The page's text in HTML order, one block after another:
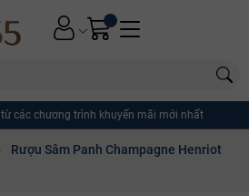
từ các chương trình khuyến mãi mới nhất
Rượu Sâm Panh Champagne Henriot